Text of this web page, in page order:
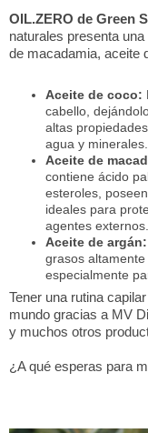
OIL.ZERO de Green
naturales presenta
de macadamia, aceite
Aceite de coco:
cabello,
altas
agua y minerales.
Aceite de
contiene ácido
esteroles,
ideales para
agentes externos.
Aceite de argán:
grasos
especialmente
Tener una rutina
mundo gracias a MV
y muchos otros
¿A qué esperas para